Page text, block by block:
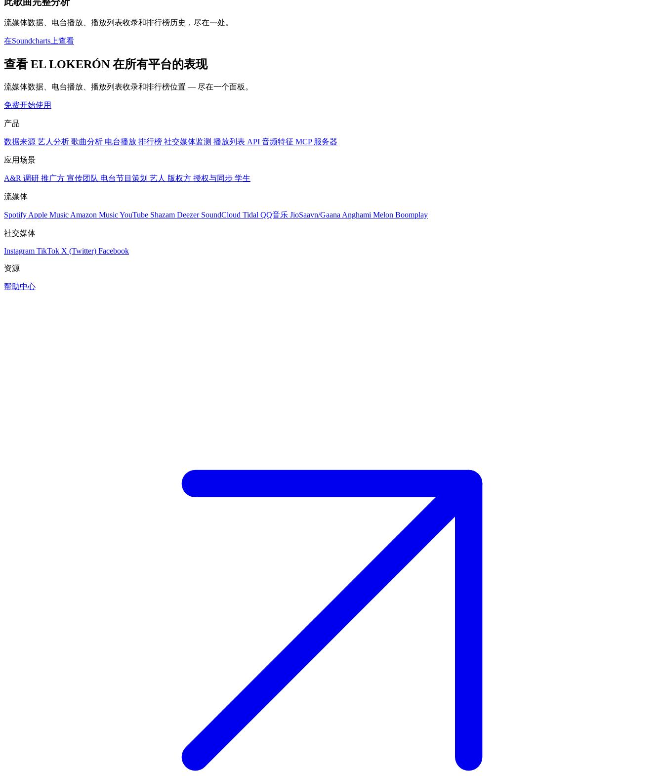
流媒体数据、电台播放、播放列表收录和排行榜历史，尽在一处。
在Soundcharts上查看
查看 EL LOKERÓN 在所有平台的表现
流媒体数据、电台播放、播放列表收录和排行榜位置 — 尽在一个面板。
免费开始使用
产品
数据来源 艺人分析 歌曲分析 电台播放 排行榜 社交媒体监测 播放列表 API 音频特征 MCP 服务器
应用场景
A&R 调研 推广方 宣传团队 电台节目策划 艺人 版权方 授权与同步 学生
流媒体
Spotify Apple Music Amazon MusicYouTube Shazam Deezer SoundCloud Tidal QQ音乐 JioSaavn/Gaana Anghami Melon Boomplay
社交媒体
Instagram TikTok X (Twitter) Facebook
资源
帮助中心